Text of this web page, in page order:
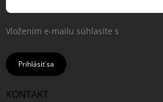
Vložením e-mailu súhlasíte s
Prihlásiť sa
KONTAKT